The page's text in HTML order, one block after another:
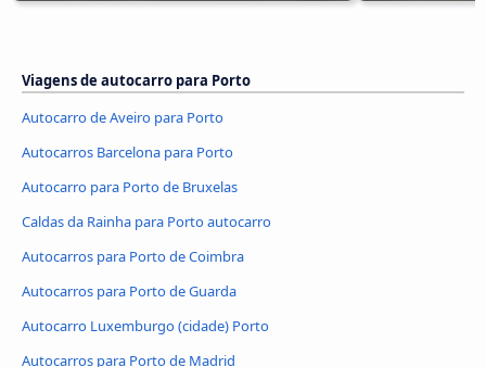
Viagens de autocarro para Porto
Autocarro de Aveiro para Porto
Autocarros Barcelona para Porto
Autocarro para Porto de Bruxelas
Caldas da Rainha para Porto autocarro
Autocarros para Porto de Coimbra
Autocarros para Porto de Guarda
Autocarro Luxemburgo (cidade) Porto
Autocarros para Porto de Madrid